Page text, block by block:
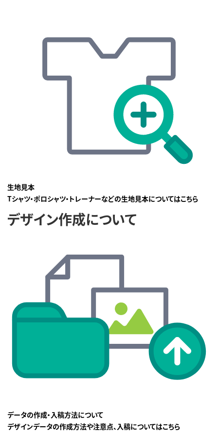
生地見本
Tシャツ・ポロシャツ・トレーナーなどの生地見本についてはこちら
デザイン作成について
データの作成・入稿方法について
デザインデータの作成方法や注意点、入稿についてはこちら